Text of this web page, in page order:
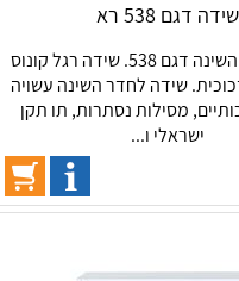
שידה דגם 538 רא
שידה לחדר השינה דגם 538. שידה רגל קונוס
שידה לחדר השינה עשויה
מסילות נסתרות, תו תקן
ישראלי ו...